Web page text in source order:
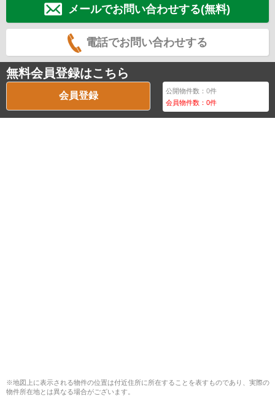
メールでお問い合わせする(無料)
電話でお問い合わせする
無料会員登録はこちら
会員登録 公開物件数：0件
会員物件数：0件
※地図上に表示される物件の位置は付近住所に所在することを表すものであり、実際の
物件所在地とは異なる場合がございます。